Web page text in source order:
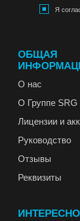
Я
ОБЩАЯ
О нас
О Группе SRG
Лицензии и
Руководство
Отзывы
Реквизиты